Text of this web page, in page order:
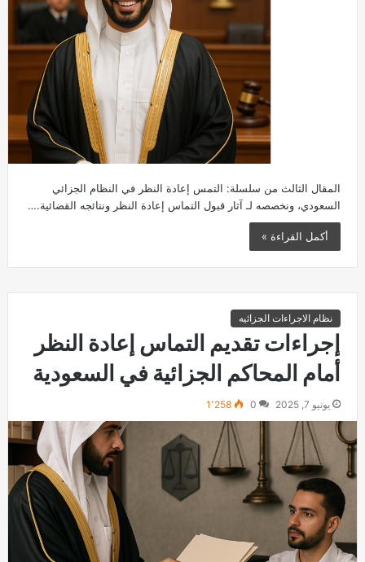
المقال الثالث من سلسلة: التمس إعادة النظر في النظام الجزائي
السعودي، ونخصصه لـ آثار قبول التماس إعادة النظر ونتائجه القضائية.…
أكمل القراءة »
نظام الاجراءات الجزائيه
إجراءات تقديم التماس إعادة النظر
أمام المحاكم الجزائية في السعودية
يونيو 7, 2025 0 1٬258